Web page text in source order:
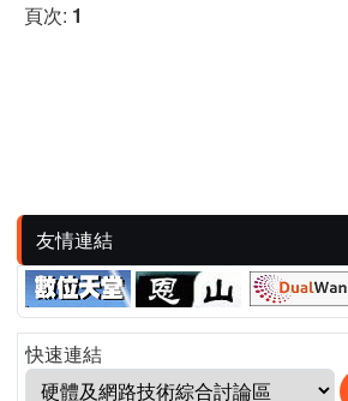
頁次: 1
友情連結
快速連結